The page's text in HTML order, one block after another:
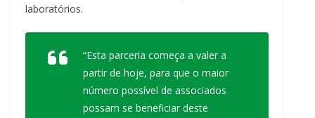
laboratórios.
“Esta parceria começa a valer a
partir de hoje, para que o maior
número possível de associados
possam se beneficiar deste